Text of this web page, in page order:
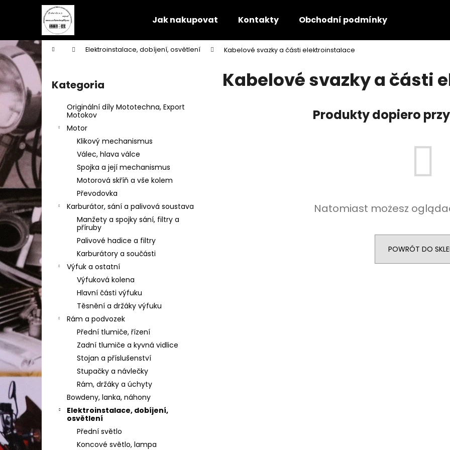
Jak nakupovat Kontakty Obchodní podmínky
Home Elektroinstalace, dobíjení, osvětlení Kabelové svazky a části elektroinstalace
P
a
s
e
b
o
c
z
n
Pominąć
kategorie
Kategoria
Originální díly Mototechna, Export
Motokov
Motor
Klikový mechanismus
Válec, hlava válce
Spojka a její mechanismus
Motorová skříň a vše kolem
Převodovka
Karburátor, sání a palivová soustava
Manžety a spojky sání, filtry a
příruby
Palivové hadice a filtry
Karburátory a součásti
Výfuk a ostatní
Výfuková kolena
Hlavní části výfuku
Těsnění a držáky výfuku
Rám a podvozek
Přední tlumiče, řízení
Zadní tlumiče a kyvná vidlice
Stojan a příslušenství
Stupačky a návlečky
Rám, držáky a úchyty
Bowdeny, lanka, náhony
Elektroinstalace, dobíjení,
osvětlení
Přední světlo
Koncové světlo, lampa
Kabelové svazky a části
Produkty dopiero
Natomiast możesz
POWRÓT DO
z
y
k
powrotem
do sklepu
powrotem
do sklepu
Czego szukasz?